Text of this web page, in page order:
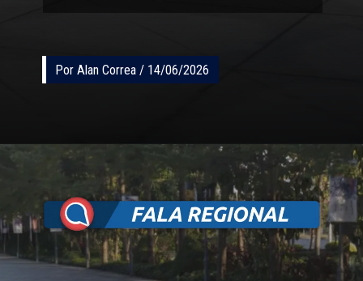
Por Alan Correa / 14/06/2026
Por Alan Correa / 14/06/2026